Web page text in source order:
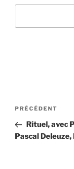
Navigation
l’article
Article
précédent
PRÉCÉDENT
Rituel, avec
Pascal